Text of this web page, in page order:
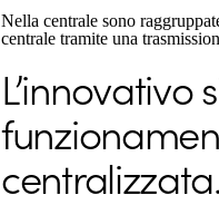
Nella centrale sono
centrale tramite una
centralizzata.